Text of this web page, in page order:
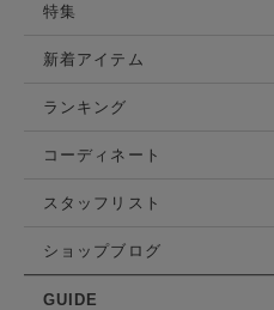
特集
新着アイテム
ランキング
コーディネート
スタッフリスト
ショップブログ
GUIDE